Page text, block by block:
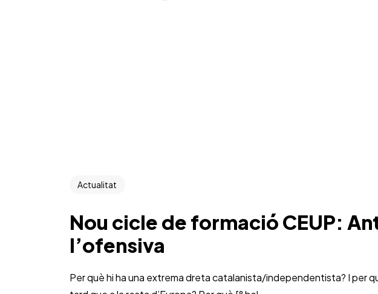
Actualitat
Nou cicle de formació CEUP:
l’ofensiva
Per què hi ha una extrema dreta catalanista/independentista? I per